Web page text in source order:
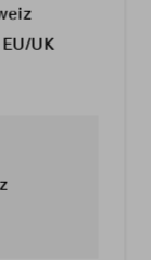
UK